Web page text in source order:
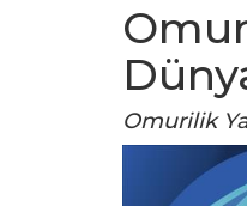
Omurilik
El Hijyeni